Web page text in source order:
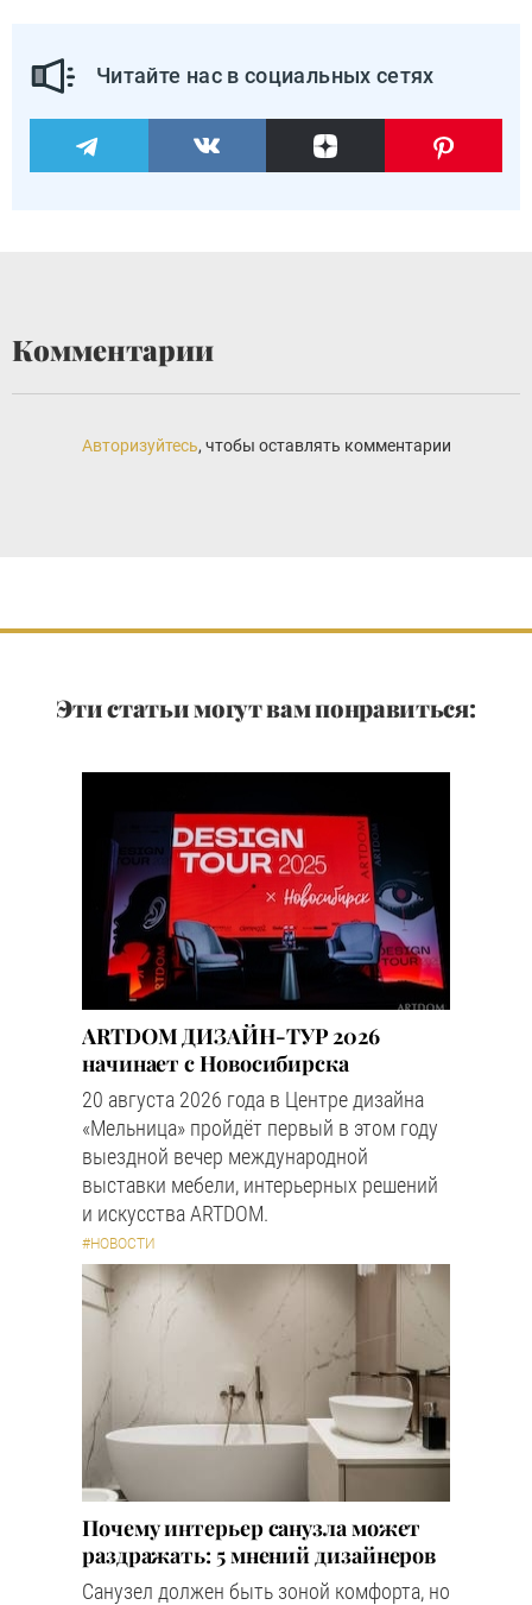
Читайте нас в социальных сетях
Комментарии
Авторизуйтесь, чтобы оставлять комментарии
Эти статьи могут вам понравиться:
ARTDOM ДИЗАЙН-ТУР 2026
начинает с Новосибирска
20 августа 2026 года в Центре дизайна
«Мельница» пройдёт первый в этом году
выездной вечер международной
выставки мебели, интерьерных решений
и искусства ARTDOM.
#НОВОСТИ
Почему интерьер санузла может
раздражать: 5 мнений дизайнеров
Санузел должен быть зоной комфорта, но